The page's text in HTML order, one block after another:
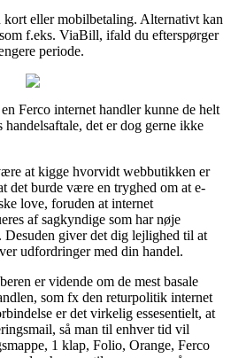
eller mobilbetaling. Alternativt kan
f.eks. ViaBill, ifald du efterspørger
periode.
Ferco internet handler kunne de helt
det er dog gerne ikke
at kigge hvorvidt webbutikken er
det burde være en tryghed om at e-
love, foruden at internet
af sagkyndige som har nøje
giver det dig lejlighed til at
udfordringer med din handel.
er vidende om de mest basale
som fx den returpolitik internet
er det virkelig essesentielt, at
så man til enhver tid vil
1 klap, Folio, Orange, Ferco